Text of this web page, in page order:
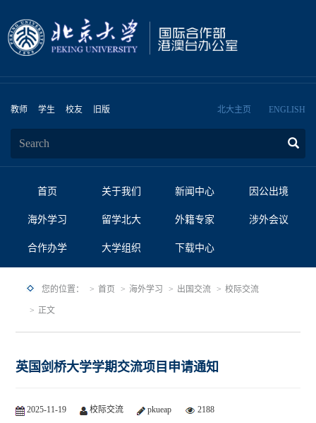
教师 学生 校友 旧版 北大主页 ENGLISH
首页 关于我们 新闻中心 因公出境
海外学习 留学北大 外籍专家 涉外会议
合作办学 大学组织 下载中心
您的位置： 首页 海外学习 出国交流 校际交流
正文
英国剑桥大学学期交流项目申请通知
2025-11-19 校际交流 pkueap 2188